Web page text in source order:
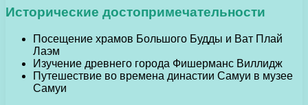
Исторические достопримечательности
Посещение храмов Большого Будды и Ват Плай
Лаэм
Изучение древнего города Фишерманс Виллидж
Путешествие во времена династии Самуи в музее
Самуи